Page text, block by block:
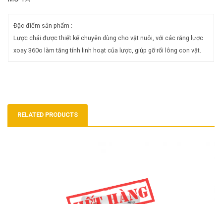
Đặc điểm sản phẩm :
Lược chải được thiết kế chuyên dùng cho vật nuôi, với các răng lược
xoay 360o làm tăng tính linh hoạt của lược, giúp gỡ rối lông con vật.
RELATED PRODUCTS